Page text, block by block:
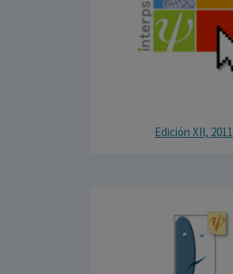
Edición XII, 2011